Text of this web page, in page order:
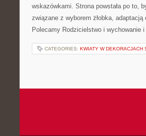
wskazówkami. Strona powstała po to,
związane z wyborem żłobka,
Polecamy Rodzicielstwo i wychowanie
CATEGORIES: KWIATY W DEKORACJACH